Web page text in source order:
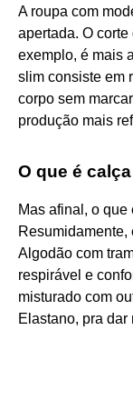
A roupa com
apertada. O
exemplo, é mais
slim consiste em
corpo sem
produção mais
O que é
Mas afinal, o
Algodão com
respirável e
misturado com
Elastano, pra